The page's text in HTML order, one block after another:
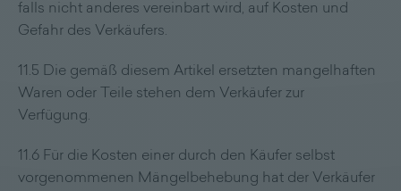
falls nicht anderes vereinbart wird, auf Kosten und
Gefahr des Verkäufers.
11.5 Die gemäß diesem Artikel ersetzten mangelhaften
Waren oder Teile stehen dem Verkäufer zur
Verfügung.
11.6 Für die Kosten einer durch den Käufer selbst
vorgenommenen Mängelbehebung hat der Verkäufer